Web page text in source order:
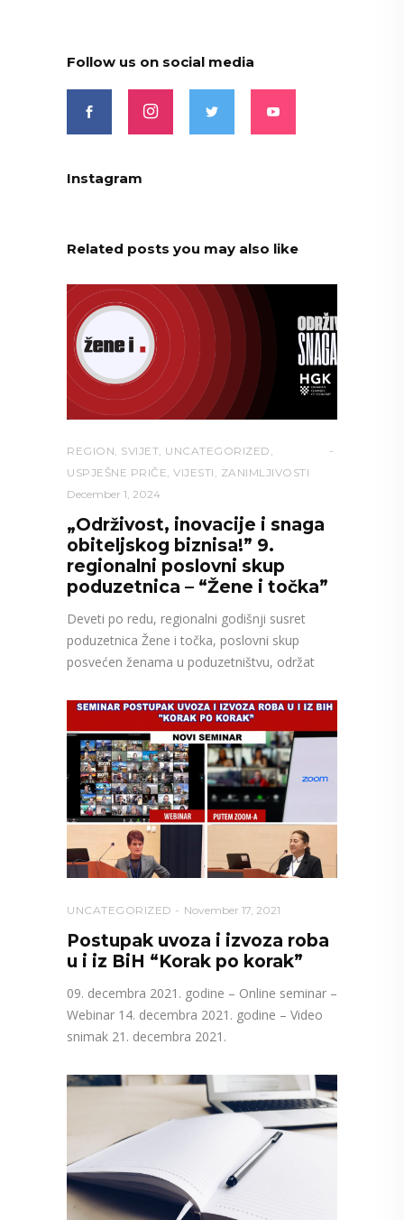
Follow us on social media
Instagram
Related posts you may also like
REGION SVIJET UNCATEGORIZED
USPJEŠNE PRIČE VIJESTI
ZANIMLJIVOSTI
December 1, 2024
„Održivost, inovacije i snaga
obiteljskog biznisa!” 9.
regionalni poslovni skup
poduzetnica – “Žene i točka”
Deveti po redu, regionalni godišnji susret
poduzetnica Žene i točka, poslovni skup
posvećen ženama u poduzetništvu, održat
UNCATEGORIZED November 17, 2021
Postupak uvoza i izvoza roba
u i iz BiH “Korak po korak”
09. decembra 2021. godine – Online seminar –
Webinar 14. decembra 2021. godine – Video
snimak 21. decembra 2021.